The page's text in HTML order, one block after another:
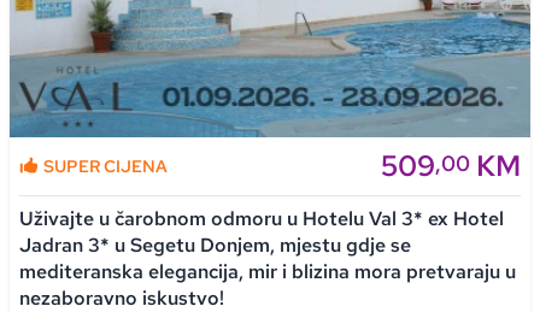
SUPER CIJENA 509,00 KM
Uživajte u čarobnom odmoru u Hotelu Val 3* ex Hotel
Jadran 3* u Segetu Donjem, mjestu gdje se
mediteranska elegancija, mir i blizina mora pretvaraju u
nezaboravno iskustvo!